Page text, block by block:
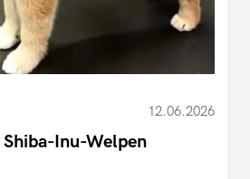
12.06.2026
Inu-Welpen